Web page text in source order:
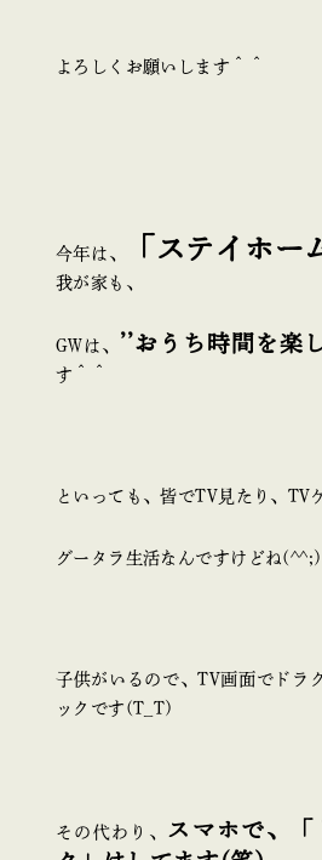
よろしくお願いします＾＾
今年は、 「ステイホー
我が家も、
GWは、 ’’おうち時間を楽
す＾＾
といっても、皆でTV見たり、TV
グータラ生活なんですけどね(^^;)
子供がいるので、TV画面でドラ
ックです(T_T)
その代わり、
スマホで、